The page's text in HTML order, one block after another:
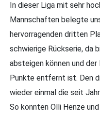
In dieser Liga mit sehr
Mannschaften belegte
hervorragenden dritten
schwierige Rückserie, da
absteigen können und
Punkte entfernt ist. Den
wieder einmal die seit
So konnten Olli Henze